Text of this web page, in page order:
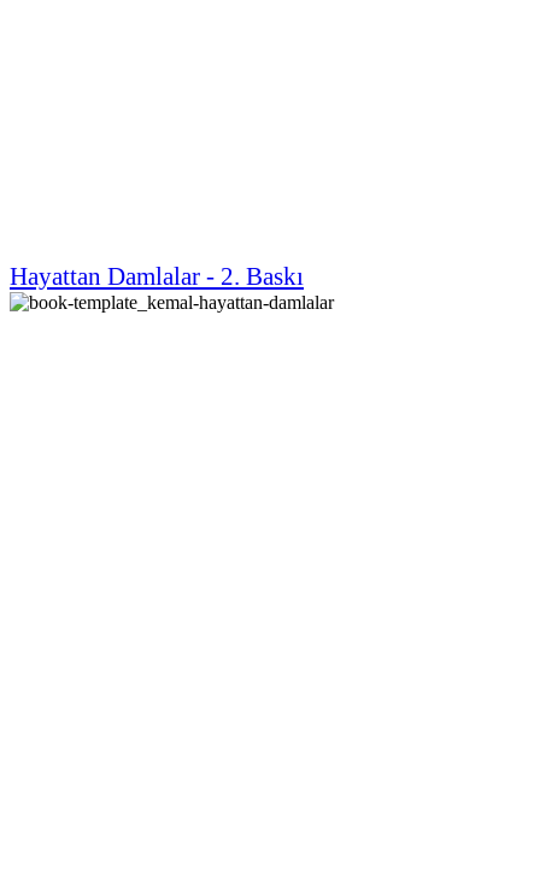
Hayattan Damlalar - 2. Baskı